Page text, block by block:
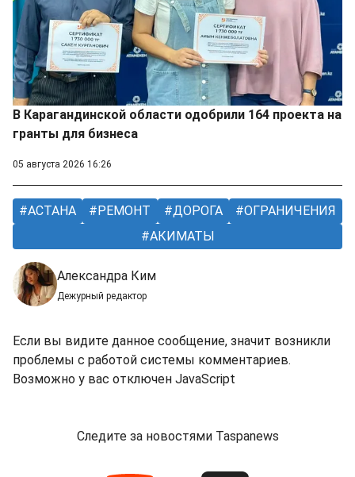
В Карагандинской области одобрили 164 проекта на
гранты для бизнеса
05 августа 2026 16:26
АСТАНА РЕМОНТ ДОРОГА
ОГРАНИЧЕНИЯ
АКИМАТЫ
Александра Ким
Дежурный редактор
Если вы видите данное сообщение, значит возникли
проблемы с работой системы комментариев.
Возможно у вас отключен JavaScript
Следите за новостями Taspanews